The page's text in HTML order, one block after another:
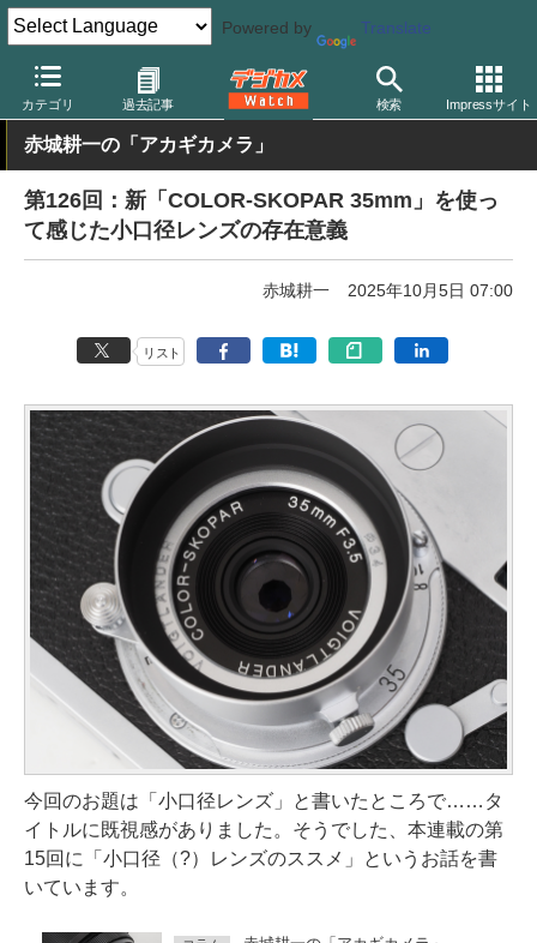
Powered by Translate
カテゴリ 過去記事 検索 Impressサイト
デジカメ Watch レンズ 交換レンズ フォクトレンダー
赤城耕一の「アカギカメラ」
第126回：新「COLOR-SKOPAR 35mm」を使っ
て感じた小口径レンズの存在意義
赤城耕一 2025年10月5日 07:00
リスト
今回のお題は「小口径レンズ」と書いたところで……タ
イトルに既視感がありました。そうでした、本連載の第
15回に「小口径（?）レンズのススメ」というお話を書
いています。